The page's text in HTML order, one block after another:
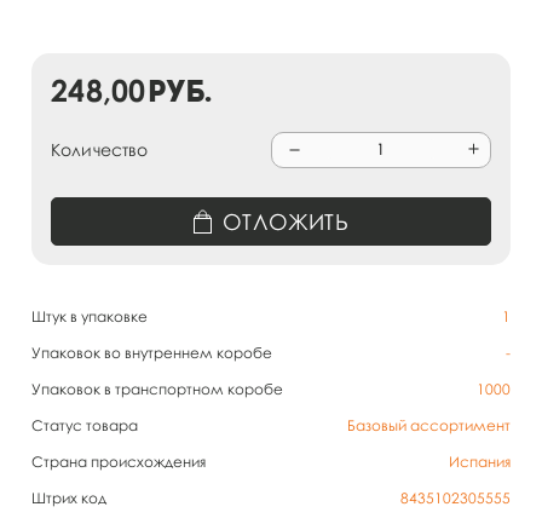
Штук в упаковке
1
Упаковок во внутреннем коробе
-
Упаковок в транспортном коробе
1000
Статус товара
Базовый ассортимент
Страна происхождения
Испания
Штрих код
8435102305555
248,00руб.
Количество
ОТЛОЖИТЬ